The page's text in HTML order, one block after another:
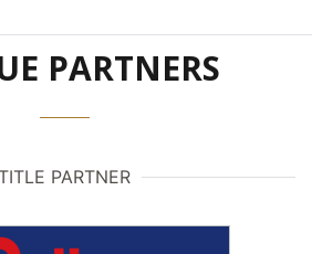
PARTNERS
PARTNER